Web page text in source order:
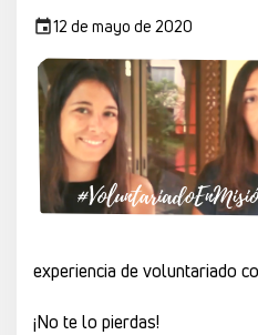
12 de mayo de 2020
experiencia de voluntariado
¡No te lo pierdas!